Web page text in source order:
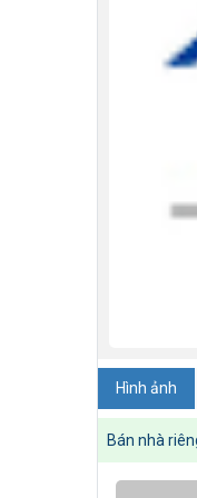
Hình ảnh
Bán nhà